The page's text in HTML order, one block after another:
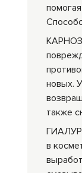
новых.
также
в